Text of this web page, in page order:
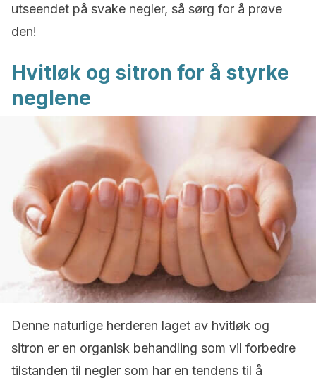
utseendet på svake negler, så sørg for å prøve
den!
Hvitløk og sitron for å styrke
neglene
Denne naturlige herderen laget av hvitløk og
sitron er en organisk behandling som vil forbedre
tilstanden til negler som har en tendens til å